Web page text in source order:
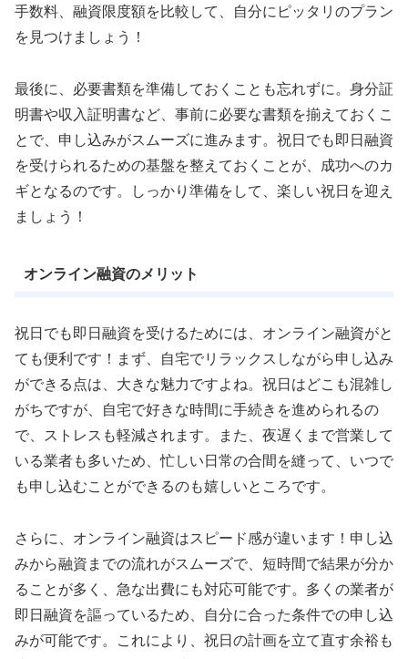
手数料、融資限度額を比較して、自分にピッタリのプラン
を見つけましょう！
最後に、必要書類を準備しておくことも忘れずに。身分証
明書や収入証明書など、事前に必要な書類を揃えておくこ
とで、申し込みがスムーズに進みます。祝日でも即日融資
を受けられるための基盤を整えておくことが、成功へのカ
ギとなるのです。しっかり準備をして、楽しい祝日を迎え
ましょう！
オンライン融資のメリット
祝日でも即日融資を受けるためには、オンライン融資がと
ても便利です！まず、自宅でリラックスしながら申し込み
ができる点は、大きな魅力ですよね。祝日はどこも混雑し
がちですが、自宅で好きな時間に手続きを進められるの
で、ストレスも軽減されます。また、夜遅くまで営業して
いる業者も多いため、忙しい日常の合間を縫って、いつで
も申し込むことができるのも嬉しいところです。
さらに、オンライン融資はスピード感が違います！申し込
みから融資までの流れがスムーズで、短時間で結果が分か
ることが多く、急な出費にも対応可能です。多くの業者が
即日融資を謳っているため、自分に合った条件での申し込
みが可能です。これにより、祝日の計画を立て直す余裕も